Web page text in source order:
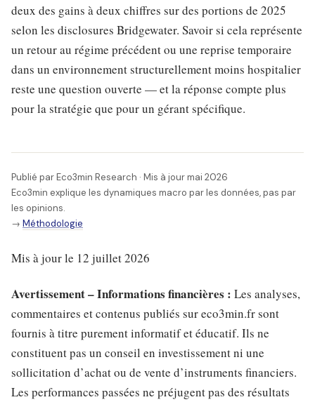
deux des gains à deux chiffres sur des portions de 2025
selon les disclosures Bridgewater. Savoir si cela représente
un retour au régime précédent ou une reprise temporaire
dans un environnement structurellement moins hospitalier
reste une question ouverte — et la réponse compte plus
pour la stratégie que pour un gérant spécifique.
Publié par Eco3min Research · Mis à jour mai 2026
Eco3min explique les dynamiques macro par les données, pas par
les opinions.
→ Méthodologie
Mis à jour le 12 juillet 2026
Avertissement – Informations financières : Les analyses,
commentaires et contenus publiés sur eco3min.fr sont
fournis à titre purement informatif et éducatif. Ils ne
constituent pas un conseil en investissement ni une
sollicitation d’achat ou de vente d’instruments financiers.
Les performances passées ne préjugent pas des résultats